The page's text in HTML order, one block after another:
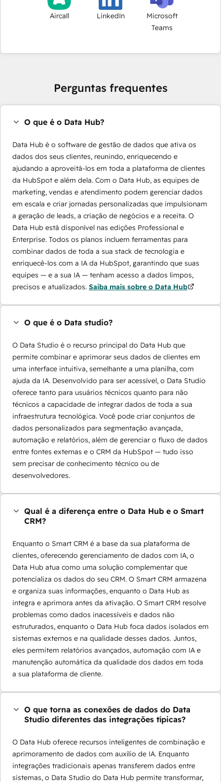
Aircall LinkedIn
Microsoft
Teams
Perguntas frequentes
O que é o Data Hub?
Data Hub é o software de gestão de dados que ativa os
dados dos seus clientes, reunindo, enriquecendo e
ajudando a aproveitá-los em toda a plataforma de clientes
da HubSpot e além dela. Com o Data Hub, as equipes de
marketing, vendas e atendimento podem gerenciar dados
em escala e criar jornadas personalizadas que impulsionam
a geração de leads, a criação de negócios e a receita. O
Data Hub está disponível nas edições Professional e
Enterprise. Todos os planos incluem ferramentas para
combinar dados de toda a sua stack de tecnologia e
enriquecê-los com a IA da HubSpot, garantindo que suas
equipes — e a sua IA — tenham acesso a dados limpos,
precisos e atualizados. Saiba mais sobre o Data Hub
O que é o Data studio?
O Data Studio é o recurso principal do Data Hub que
permite combinar e aprimorar seus dados de clientes em
uma interface intuitiva, semelhante a uma planilha, com
ajuda da IA. Desenvolvido para ser acessível, o Data Studio
oferece tanto para usuários técnicos quanto para não
técnicos a capacidade de integrar dados de toda a sua
infraestrutura tecnológica. Você pode criar conjuntos de
dados personalizados para segmentação avançada,
automação e relatórios, além de gerenciar o fluxo de dados
entre fontes externas e o CRM da HubSpot — tudo isso
sem precisar de conhecimento técnico ou de
desenvolvedores.
Qual é a diferença entre o Data Hub e o Smart
CRM?
Enquanto o Smart CRM é a base da sua plataforma de
clientes, oferecendo gerenciamento de dados com IA, o
Data Hub atua como uma solução complementar que
potencializa os dados do seu CRM. O Smart CRM armazena
e organiza suas informações, enquanto o Data Hub as
integra e aprimora antes da ativação. O Smart CRM resolve
problemas como dados inacessíveis e dados não
estruturados, enquanto o Data Hub foca dados isolados em
sistemas externos e na qualidade desses dados. Juntos,
eles permitem relatórios avançados, automação com IA e
manutenção automática da qualidade dos dados em toda
a sua plataforma de cliente.
O que torna as conexões de dados do Data
Studio diferentes das integrações típicas?
O Data Hub oferece recursos inteligentes de combinação e
aprimoramento de dados com auxílio de IA. Enquanto
integrações tradicionais apenas transferem dados entre
sistemas, o Data Studio do Data Hub permite transformar,